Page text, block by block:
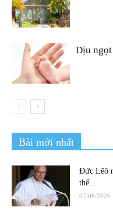
Dịu
Bài mới nhất
Đức Lêô
thế...
07/08/2026